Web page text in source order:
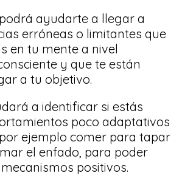
ayudarte a llegar a
erróneas o limitantes que
en tu mente a nivel
y que te están
a tu objetivo.
a identificar si estás
poco adaptativos
ejemplo comer para tapar
el enfado, para poder
positivos.